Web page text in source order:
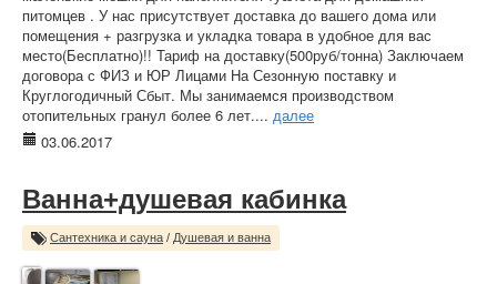
питомцев . У нас присутствует доставка до вашего дома или
помещения + разгрузка и укладка товара в удобное для вас
место(Бесплатно)!! Тариф на доставку(500руб/тонна) Заключаем
договора с ФИЗ и ЮР Лицами На Сезонную поставку и
Круглогодичный Сбыт. Мы занимаемся производством
отопительных гранул более 6 лет.... далее
03.06.2017
Ванна+душевая кабинка
Сантехника и сауна / Душевая и ванна